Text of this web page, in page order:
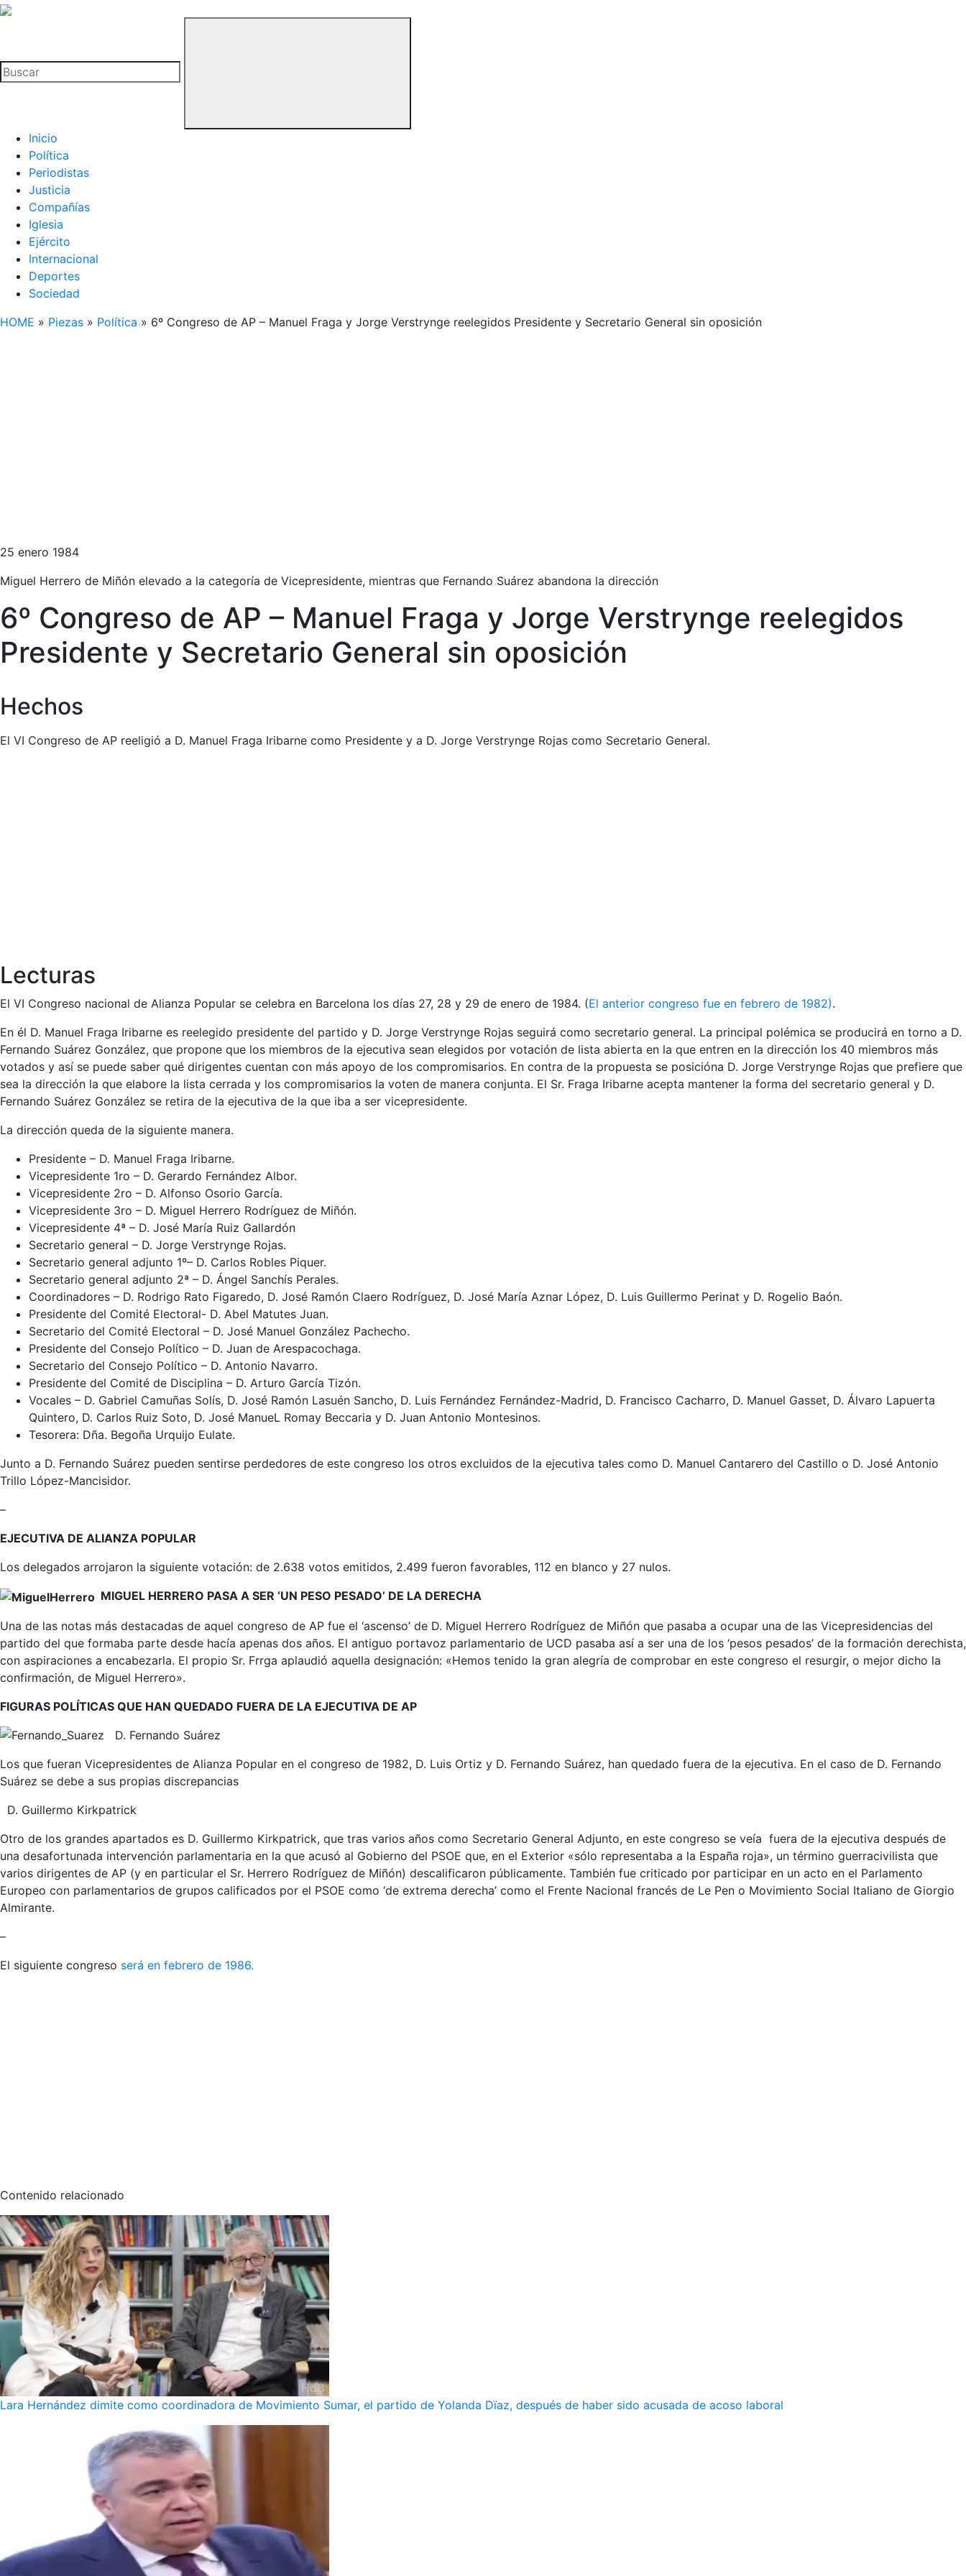
La
Buitre
Inicio
Política
Periodistas
Justicia
Compañías
Iglesia
Ejército
Internacional
Deportes
Sociedad
HOME » Piezas » Política » 6º Congreso de AP – Manuel Fraga y Jorge Verstrynge reelegidos Presidente y Secretario General sin oposición
25 enero 1984
Miguel Herrero de Miñón elevado a la categoría de Vicepresidente, mientras que Fernando Suárez abandona la dirección
6º Congreso de AP – Manuel Fraga y Jorge Verstrynge reelegidos
Presidente y Secretario General sin oposición
Hechos
El VI Congreso de AP reeligió a D. Manuel Fraga Iribarne como Presidente y a D. Jorge Verstrynge Rojas como Secretario General.
Lecturas
El VI Congreso nacional de Alianza Popular se celebra en Barcelona los días 27, 28 y 29 de enero de 1984. (El anterior congreso fue en febrero de 1982).
En él D. Manuel Fraga Iribarne es reelegido presidente del partido y D. Jorge Verstrynge Rojas seguirá como secretario general. La principal polémica se producirá en torno a D.
Fernando Suárez González, que propone que los miembros de la ejecutiva sean elegidos por votación de lista abierta en la que entren en la dirección los 40 miembros más
votados y así se puede saber qué dirigentes cuentan con más apoyo de los compromisarios. En contra de la propuesta se posicióna D. Jorge Verstrynge Rojas que prefiere que
sea la dirección la que elabore la lista cerrada y los compromisarios la voten de manera conjunta. El Sr. Fraga Iribarne acepta mantener la forma del secretario general y D.
Fernando Suárez González se retira de la ejecutiva de la que iba a ser vicepresidente.
La dirección queda de la siguiente manera.
Presidente – D. Manuel Fraga Iribarne.
Vicepresidente 1ro – D. Gerardo Fernández Albor.
Vicepresidente 2ro – D. Alfonso Osorio García.
Vicepresidente 3ro – D. Miguel Herrero Rodríguez de Miñón.
Vicepresidente 4ª – D. José María Ruiz Gallardón
Secretario general – D. Jorge Verstrynge Rojas.
Secretario general adjunto 1º– D. Carlos Robles Piquer.
Secretario general adjunto 2ª – D. Ángel Sanchís Perales.
Coordinadores – D. Rodrigo Rato Figaredo, D. José Ramón Claero Rodríguez, D. José María Aznar López, D. Luis Guillermo Perinat y D. Rogelio Baón.
Presidente del Comité Electoral- D. Abel Matutes Juan.
Secretario del Comité Electoral – D. José Manuel González Pachecho.
Presidente del Consejo Político – D. Juan de Arespacochaga.
Secretario del Consejo Político – D. Antonio Navarro.
Presidente del Comité de Disciplina – D. Arturo García Tizón.
Vocales – D. Gabriel Camuñas Solís, D. José Ramón Lasuén Sancho, D. Luis Fernández Fernández-Madrid, D. Francisco Cacharro, D. Manuel Gasset, D. Álvaro Lapuerta
Quintero, D. Carlos Ruiz Soto, D. José ManueL Romay Beccaria y D. Juan Antonio Montesinos.
Tesorera: Dña. Begoña Urquijo Eulate.
Junto a D. Fernando Suárez pueden sentirse perdedores de este congreso los otros excluidos de la ejecutiva tales como D. Manuel Cantarero del Castillo o D. José Antonio
Trillo López-Mancisidor.
–
EJECUTIVA DE ALIANZA POPULAR
Los delegados arrojaron la siguiente votación: de 2.638 votos emitidos, 2.499 fueron favorables, 112 en blanco y 27 nulos.
MIGUEL HERRERO PASA A SER ‘UN PESO PESADO’ DE LA DERECHA
Una de las notas más destacadas de aquel congreso de AP fue el ‘ascenso’ de D. Miguel Herrero Rodríguez de Miñón que pasaba a ocupar una de las Vicepresidencias del
partido del que formaba parte desde hacía apenas dos años. El antiguo portavoz parlamentario de UCD pasaba así a ser una de los ‘pesos pesados’ de la formación derechista,
con aspiraciones a encabezarla. El propio Sr. Frrga aplaudió aquella designación: «Hemos tenido la gran alegría de comprobar en este congreso el resurgir, o mejor dicho la
confirmación, de Miguel Herrero».
FIGURAS POLÍTICAS QUE HAN QUEDADO FUERA DE LA EJECUTIVA DE AP
D. Fernando Suárez
Los que fueran Vicepresidentes de Alianza Popular en el congreso de 1982, D. Luis Ortiz y D. Fernando Suárez, han quedado fuera de la ejecutiva. En el caso de D. Fernando
Suárez se debe a sus propias discrepancias
D. Guillermo Kirkpatrick
Otro de los grandes apartados es D. Guillermo Kirkpatrick, que tras varios años como Secretario General Adjunto, en este congreso se veía fuera de la ejecutiva después de
una desafortunada intervención parlamentaria en la que acusó al Gobierno del PSOE que, en el Exterior «sólo representaba a la España roja», un término guerracivilista que
varios dirigentes de AP (y en particular el Sr. Herrero Rodríguez de Miñón) descalificaron públicamente. También fue criticado por participar en un acto en el Parlamento
Europeo con parlamentarios de grupos calificados por el PSOE como ‘de extrema derecha’ como el Frente Nacional francés de Le Pen o Movimiento Social Italiano de Giorgio
Almirante.
–
El siguiente congreso será en febrero de 1986.
Contenido relacionado
Lara Hernández dimite como coordinadora de Movimiento Sumar, el partido de Yolanda Dïaz, después de haber sido acusada de acoso laboral